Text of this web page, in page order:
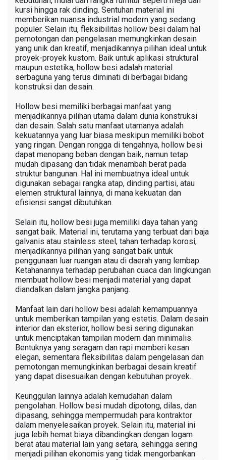
kursi hingga rak dinding. Sentuhan material ini
memberikan nuansa industrial modern yang sedang
populer. Selain itu, fleksibilitas hollow besi dalam hal
pemotongan dan pengelasan memungkinkan desain
yang unik dan kreatif, menjadikannya pilihan ideal untuk
proyek-proyek kustom. Baik untuk aplikasi struktural
maupun estetika, hollow besi adalah material
serbaguna yang terus diminati di berbagai bidang
konstruksi dan desain.
Hollow besi memiliki berbagai manfaat yang
menjadikannya pilihan utama dalam dunia konstruksi
dan desain. Salah satu manfaat utamanya adalah
kekuatannya yang luar biasa meskipun memiliki bobot
yang ringan. Dengan rongga di tengahnya, hollow besi
dapat menopang beban dengan baik, namun tetap
mudah dipasang dan tidak menambah berat pada
struktur bangunan. Hal ini membuatnya ideal untuk
digunakan sebagai rangka atap, dinding partisi, atau
elemen struktural lainnya, di mana kekuatan dan
efisiensi sangat dibutuhkan.
Selain itu, hollow besi juga memiliki daya tahan yang
sangat baik. Material ini, terutama yang terbuat dari baja
galvanis atau stainless steel, tahan terhadap korosi,
menjadikannya pilihan yang sangat baik untuk
penggunaan luar ruangan atau di daerah yang lembap.
Ketahanannya terhadap perubahan cuaca dan lingkungan
membuat hollow besi menjadi material yang dapat
diandalkan dalam jangka panjang.
Manfaat lain dari hollow besi adalah kemampuannya
untuk memberikan tampilan yang estetis. Dalam desain
interior dan eksterior, hollow besi sering digunakan
untuk menciptakan tampilan modern dan minimalis.
Bentuknya yang seragam dan rapi memberi kesan
elegan, sementara fleksibilitas dalam pengelasan dan
pemotongan memungkinkan berbagai desain kreatif
yang dapat disesuaikan dengan kebutuhan proyek.
Keunggulan lainnya adalah kemudahan dalam
pengolahan. Hollow besi mudah dipotong, dilas, dan
dipasang, sehingga mempermudah para kontraktor
dalam menyelesaikan proyek. Selain itu, material ini
juga lebih hemat biaya dibandingkan dengan logam
berat atau material lain yang setara, sehingga sering
menjadi pilihan ekonomis yang tidak mengorbankan